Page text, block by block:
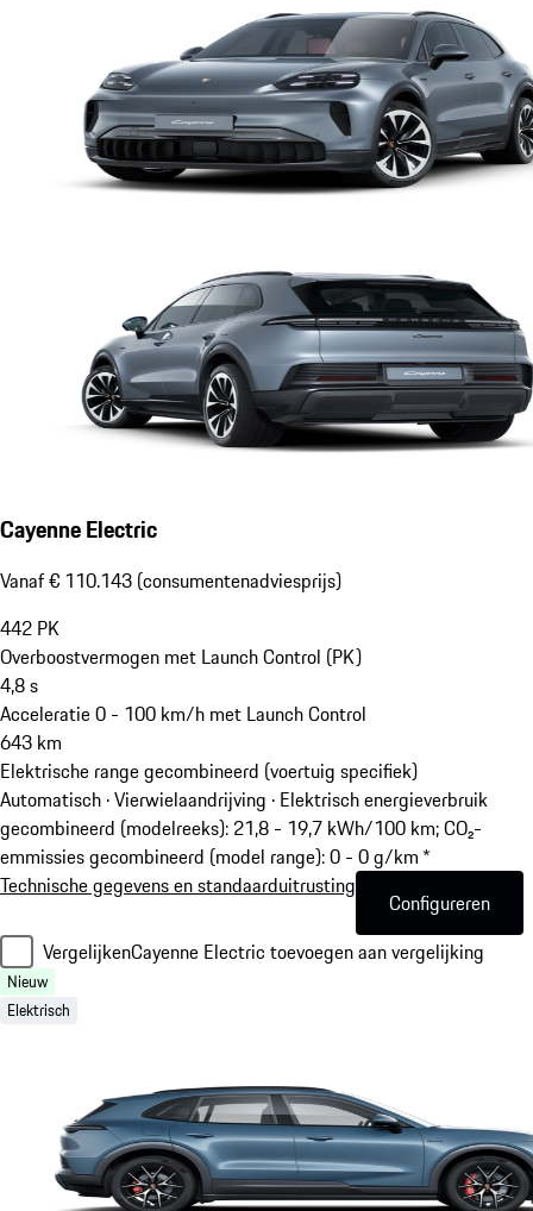
Cayenne Electric
Vanaf € 110.143 (consumentenadviesprijs)
442 PK
Overboostvermogen met Launch Control (PK)
4,8s
Acceleratie 0 - 100 km/h met Launch Control
643 km
Elektrische range gecombineerd (voertuig specifiek)
Automatisch · Vierwielaandrijving · Elektrisch energieverbruik
gecombineerd (modelreeks): 21,8 - 19,7 kWh/100 km; CO₂-
emmissies gecombineerd (model range): 0 - 0 g/km *
Technische gegevens en standaarduitrusting
Configureren
VergelijkenCayenne Electric toevoegen aan vergelijking
Nieuw
Elektrisch